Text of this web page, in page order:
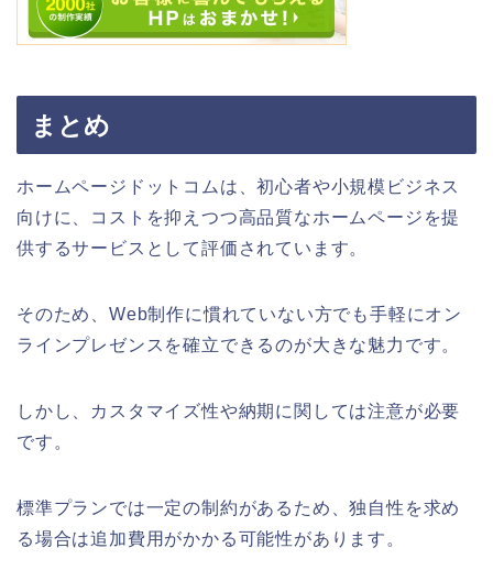
まとめ
ホームページドットコムは、初心者や小規模ビジネス
向けに、コストを抑えつつ高品質なホームページを提
供するサービスとして評価されています。
そのため、Web制作に慣れていない方でも手軽にオン
ラインプレゼンスを確立できるのが大きな魅力です。
しかし、カスタマイズ性や納期に関しては注意が必要
です。
標準プランでは一定の制約があるため、独自性を求め
る場合は追加費用がかかる可能性があります。